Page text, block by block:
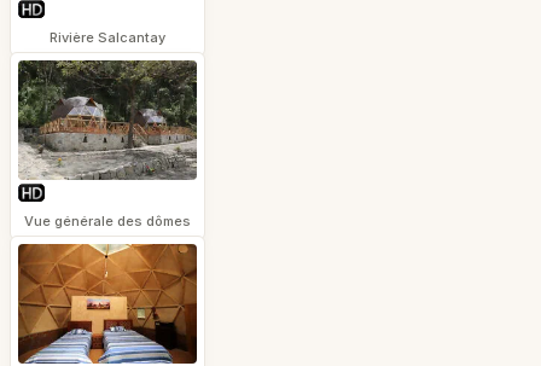
Rivière Salcantay
Vue générale des dômes